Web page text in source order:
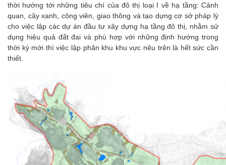
thời hướng tới những tiêu chí của đô thị loại I về hạ tầng: Cảnh
quan, cây xanh, công viên, giao thông và tạo dựng cơ sở pháp lý
cho việc lập các dự án đầu tư xây dựng hạ tầng đô thị, nhằm sử
dụng hiệu quả đất đai và phù hợp với những định hướng trong
thời kỳ mới thì việc lập phân khu khu vực nêu trên là hết sức cần
thiết.